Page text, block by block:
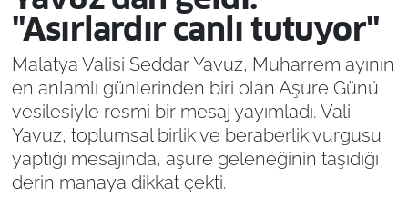
"Asırlardır canlı tutuyor"
Malatya Valisi Seddar Yavuz, Muharrem ayının
en anlamlı günlerinden biri olan Aşure Günü
vesilesiyle resmi bir mesaj yayımladı. Vali
Yavuz, toplumsal birlik ve beraberlik vurgusu
yaptığı mesajında, aşure geleneğinin taşıdığı
derin manaya dikkat çekti.